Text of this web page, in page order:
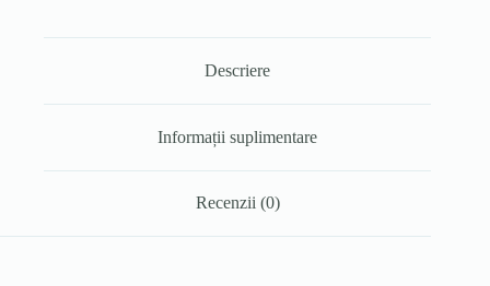
Descriere
Informații suplimentare
Recenzii (0)